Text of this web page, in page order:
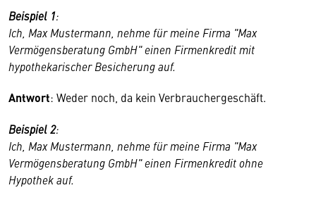
Beispiel 1:
Ich, Max Mustermann, nehme für meine Firma "Max
Vermögensberatung GmbH" einen Firmenkredit mit
hypothekarischer Besicherung auf.
Antwort: Weder noch, da kein Verbrauchergeschäft.
Beispiel 2:
Ich, Max Mustermann, nehme für meine Firma "Max
Vermögensberatung GmbH" einen Firmenkredit ohne
Hypothek auf.